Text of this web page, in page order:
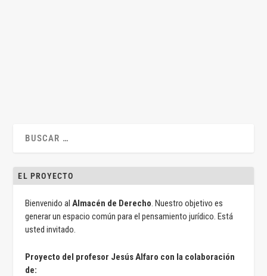
EL PROYECTO
Bienvenido alAlmacén de Derecho. Nuestro objetivo es
generar un espacio común para el pensamiento jurídico. Está
usted invitado.
Proyecto del profesor Jesús Alfaro con la colaboración
de: